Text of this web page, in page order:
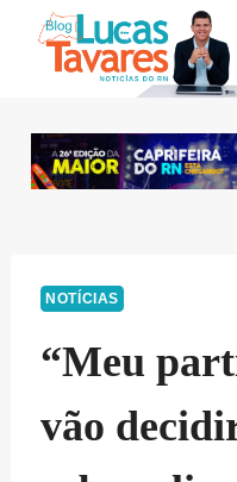
NOTÍCIAS
“Meu
vão